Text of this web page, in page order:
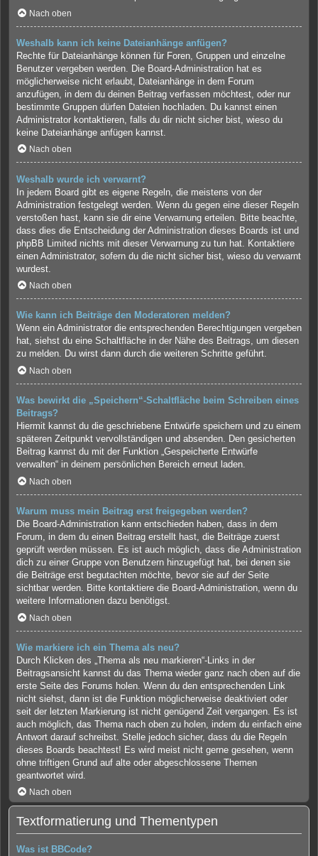
Nach oben
Weshalb kann ich keine Dateianhänge anfügen?
Rechte für Dateianhänge können für Foren, Gruppen und einzelne
Benutzer vergeben werden. Die Board-Administration hat es
möglicherweise nicht erlaubt, Dateianhänge in dem Forum
anzufügen, in dem du deinen Beitrag verfassen möchtest, oder nur
bestimmte Gruppen dürfen Dateien hochladen. Du kannst einen
Administrator kontaktieren, falls du dir nicht sicher bist, wieso du
keine Dateianhänge anfügen kannst.
Nach oben
Weshalb wurde ich verwarnt?
In jedem Board gibt es eigene Regeln, die meistens von der
Administration festgelegt werden. Wenn du gegen eine dieser Regeln
verstoßen hast, kann sie dir eine Verwarnung erteilen. Bitte beachte,
dass dies die Entscheidung der Administration dieses Boards ist und
phpBB Limited nichts mit dieser Verwarnung zu tun hat. Kontaktiere
einen Administrator, sofern du die nicht sicher bist, wieso du verwarnt
wurdest.
Nach oben
Wie kann ich Beiträge den Moderatoren melden?
Wenn ein Administrator die entsprechenden Berechtigungen vergeben
hat, siehst du eine Schaltfläche in der Nähe des Beitrags, um diesen
zu melden. Du wirst dann durch die weiteren Schritte geführt.
Nach oben
Was bewirkt die „Speichern“-Schaltfläche beim Schreiben eines
Beitrags?
Hiermit kannst du die geschriebene Entwürfe speichern und zu einem
späteren Zeitpunkt vervollständigen und absenden. Den gesicherten
Beitrag kannst du mit der Funktion „Gespeicherte Entwürfe
verwalten“ in deinem persönlichen Bereich erneut laden.
Nach oben
Warum muss mein Beitrag erst freigegeben werden?
Die Board-Administration kann entschieden haben, dass in dem
Forum, in dem du einen Beitrag erstellt hast, die Beiträge zuerst
geprüft werden müssen. Es ist auch möglich, dass die Administration
dich zu einer Gruppe von Benutzern hinzugefügt hat, bei denen sie
die Beiträge erst begutachten möchte, bevor sie auf der Seite
sichtbar werden. Bitte kontaktiere die Board-Administration, wenn du
weitere Informationen dazu benötigst.
Nach oben
Wie markiere ich ein Thema als neu?
Durch Klicken des „Thema als neu markieren“-Links in der
Beitragsansicht kannst du das Thema wieder ganz nach oben auf die
erste Seite des Forums holen. Wenn du den entsprechenden Link
nicht siehst, dann ist die Funktion möglicherweise deaktiviert oder
seit der letzten Markierung ist nicht genügend Zeit vergangen. Es ist
auch möglich, das Thema nach oben zu holen, indem du einfach eine
Antwort darauf schreibst. Stelle jedoch sicher, dass du die Regeln
dieses Boards beachtest! Es wird meist nicht gerne gesehen, wenn
ohne triftigen Grund auf alte oder abgeschlossene Themen
geantwortet wird.
Nach oben
Textformatierung und Thementypen
Was ist BBCode?